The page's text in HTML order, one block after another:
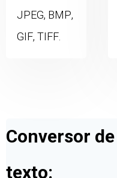
JPEG, BMP,
GIF, TIFF.
Conversor
texto: